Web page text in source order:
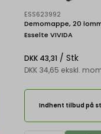
ESS623992
Demomappe, 20
Esselte VIVIDA
DKK 43,31 / Stk
DKK 34,65 ekskl.
Indhent tilbud på